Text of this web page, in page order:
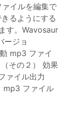
イルを編集で
るようにする
す。Wavosaur
ージョ
mp3 ファイ
その２） 効果
ァイル出力
mp3 ファイル